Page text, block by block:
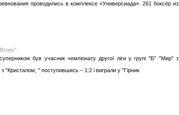
проводились в комплексе «Универсиада». 261 боксёр из
був учасник чемпіонату другої ліги у групі "Б" "Мир" з
"Кристалом, " поступившись – 1:2 і виграли у "Гірник